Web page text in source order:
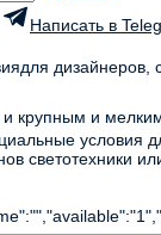
Написать в
для дизайнеров,
крупным и
условия
светотехники